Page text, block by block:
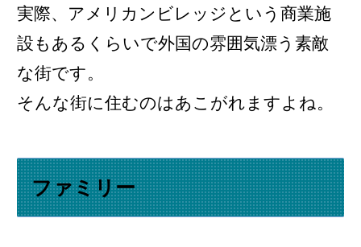
実際、アメリカンビレッジという商業施
設もあるくらいで外国の雰囲気漂う素敵
な街です。
そんな街に住むのはあこがれますよね。
ファミリー